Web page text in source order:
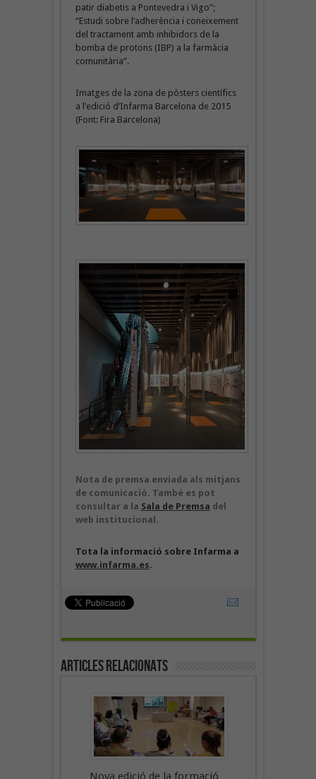
patir diabetis a Pontevedra i Vigo”;
“Estudi sobre l’adherència i coneixement
del tractament amb inhibidors de la
bomba de protons (IBP) a la farmàcia
comunitària”.
Imatges de la zona de pòsters científics
a l’edició d’Infarma Barcelona de 2015
(Font: Fira Barcelona)
Nota de premsa enviada als mitjans
de comunicació. També es pot
consultar a la Sala de Premsa del
web institucional.
Tota la informació sobre Infarma a
www.infarma.es.
Articles Relacionats
Nova edició de la formació